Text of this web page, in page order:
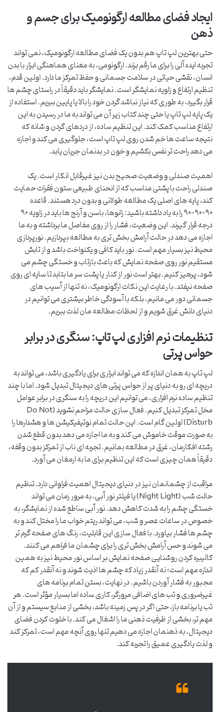
ایجاد فضای مطالعه ارگونومیک برای جسم و
ذهن
حتی بهترین لپ تاپ هم بدون یک فضای مطالعه ارگونومیک، نمی تواند
تجربه ایده آلی را برای ما رقم بزند. ارگونومی، به معنای هماهنگی ابزار با بدن
انسان، نقشی حیاتی در سلامت جسمانی و حفظ تمرکز ما دارد. اولین قدم،
تنظیم ارتفاع و زاویه نمایشگر است. نمایشگر باید دقیقاً در راستای چشم ها
قرار بگیرد، به طوری که نیاز نباشد گردن خود را بالا یا پایین ببریم. استفاده از
یک پایه لپ تاپ یا حتی چند کتاب زیر آن می تواند به ما در رسیدن به این
ارتفاع مناسب کمک کند. این تنظیم ساده، از دردهای گردن و شانه که
نتیجه ساعت ها خم شدن روی لپ تاپ است، جلوگیری می کند و اجازه
می دهد راحت تر نفس بکشیم و خون در بدنمان جریان یابد.
اهمیت صندلی و وضعیت صحیح بدن نیز غیرقابل انکار است. یک
صندلی راحت با پشتی مناسب که از انحنای طبیعی ستون فقرات حمایت
کند، پایه های اصلی یک مطالعه طولانی و بدون درد هستند. قاعده
۹۰-۹۰-۹۰ را به یاد داشته باشید: زانوها، باسن و آرنج ها باید در زاویه ۹۰
درجه قرار گیرند. این وضعیت، فشار را از روی مفاصل ما برداشته و به ما
اجازه می دهد در حالت آرامش بخش تری به مطالعه بپردازیم. نورپردازی
محیط نیز بسیار مهم است. نور باید کافی و یکنواخت باشد و از تابش
مستقیم نور روی صفحه نمایش که باعث بازتاب و خستگی چشم می
شود، پرهیز کنیم. بهتر است نور از کنار یا پشت سر ما بتابد تا سایه ای روی
صفحه نیفتد. با رعایت این نکات ارگونومیک، نه تنها از آسیب های
جسمانی دور می مانیم، بلکه با آسودگی خاطر بیشتری می توانیم در
دنیای دانش غرق شویم و از لحظات مطالعه مان لذت ببریم.
تنظیمات نرم افزاری لپ تاپ: سنگری در برابر
حواس پرتی
لپ تاپ به همان اندازه که می تواند ابزاری برای یادگیری باشد، می تواند به
دریچه ای رو به دنیای پر از حواس پرتی های دیجیتال تبدیل شود. اما با چند
تنظیم ساده نرم افزاری، می توانیم این دریچه را به سنگری در برابر عوامل
مخل تمرکز تبدیل کنیم. فعال سازی حالت مزاحم نشوید (Do Not
Disturb) اولین گام است. این حالت تمام نوتیفیکیشن ها و هشدارها را
به صورت موقت خاموش می کند و به ما اجازه می دهد بدون قطع شدن
رشته افکارمان، غرق در مطالعه بمانیم. تجربه ای ناب از تمرکز بدون وقفه،
دقیقاً همان چیزی است که این تنظیم برای ما به ارمغان می آورد.
مراقبت از چشمانمان نیز در دنیای دیجیتال اهمیت فراوانی دارد. تنظیم
حالت شب (Night Light) یا فیلتر نور آبی، به مرور زمان می تواند
خستگی چشم را به شدت کاهش دهد. نور آبی ساطع شده از نمایشگر، به
خصوص در ساعات عصر و شب، می تواند ریتم خواب ما را مختل کند و به
چشم ها فشار بیاورد. با فعال سازی این قابلیت، رنگ های صفحه گرم تر
می شوند و حس آرامش بخش تری را برای چشمان ما فراهم می کنند.
کالیبره کردن روشنایی صفحه نمایش بر اساس نور محیط نیز به همین
اندازه مهم است؛ نه آنقدر زیاد که چشم ها اذیت شوند و نه آنقدر کم که
مجبور به فشار آوردن باشیم. در نهایت، بستن تمام برنامه های
غیرضروری و تب های اضافی مرورگر، کاری ساده اما بسیار مؤثر است. هر
تب یا برنامه باز، حتی اگر در پس زمینه باشد، بخشی از منابع سیستم و از آن
مهم تر، بخشی از ظرفیت ذهنی ما را اشغال می کند. با خلوت کردن فضای
دیجیتال، به ذهنمان اجازه می دهیم تنها روی آنچه مهم است، تمرکز کند
و لذت یادگیری عمیق را تجربه کند.